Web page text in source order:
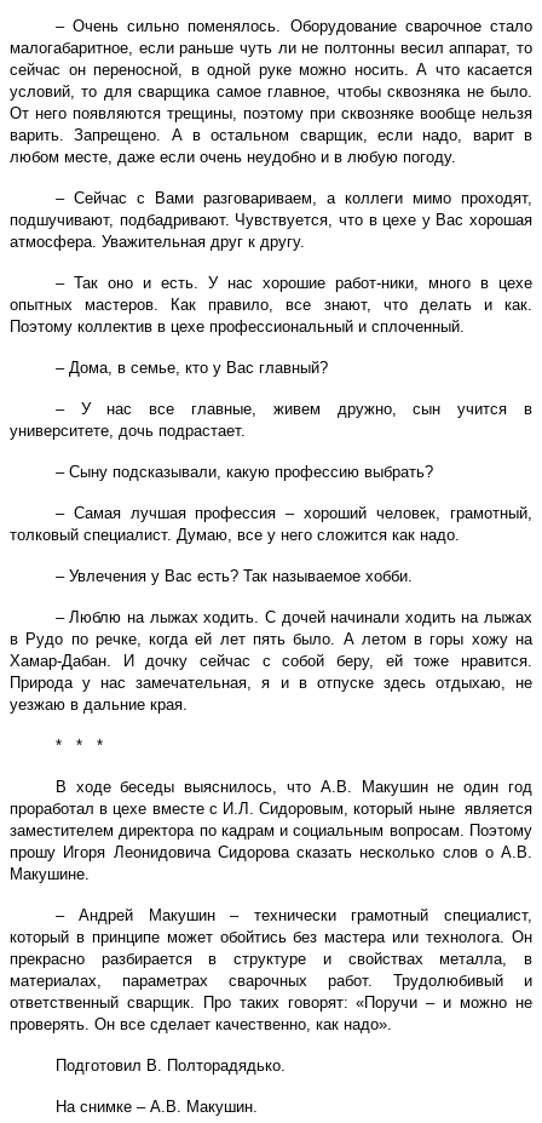
– Очень сильно поменялось. Оборудование сварочное стало
малогабаритное, если раньше чуть ли не полтонны весил аппарат, то
сейчас он переносной, в одной руке можно носить. А что касается
условий, то для сварщика самое главное, чтобы сквозняка не было.
От него появляются трещины, поэтому при сквозняке вообще нельзя
варить. Запрещено. А в остальном сварщик, если надо, варит в
любом месте, даже если очень неудобно и в любую погоду.
– Сейчас с Вами разговариваем, а коллеги мимо проходят,
подшучивают, подбадривают. Чувствуется, что в цехе у Вас хорошая
атмосфера. Уважительная друг к другу.
– Так оно и есть. У нас хорошие работ-ники, много в цехе
опытных мастеров. Как правило, все знают, что делать и как.
Поэтому коллектив в цехе профессиональный и сплоченный.
– Дома, в семье, кто у Вас главный?
– У нас все главные, живем дружно, сын учится в
университете, дочь подрастает.
– Сыну подсказывали, какую профессию выбрать?
– Самая лучшая профессия – хороший человек, грамотный,
толковый специалист. Думаю, все у него сложится как надо.
– Увлечения у Вас есть? Так называемое хобби.
– Люблю на лыжах ходить. С дочей начинали ходить на лыжах
в Рудо по речке, когда ей лет пять было. А летом в горы хожу на
Хамар-Дабан. И дочку сейчас с собой беру, ей тоже нравится.
Природа у нас замечательная, я и в отпуске здесь отдыхаю, не
уезжаю в дальние края.
* * *
В ходе беседы выяснилось, что А.В. Макушин не один год
проработал в цехе вместе с И.Л. Сидоровым, который ныне является
заместителем директора по кадрам и социальным вопросам. Поэтому
прошу Игоря Леонидовича Сидорова сказать несколько слов о А.В.
Макушине.
– Андрей Макушин – технически грамотный специалист,
который в принципе может обойтись без мастера или технолога. Он
прекрасно разбирается в структуре и свойствах металла, в
материалах, параметрах сварочных работ. Трудолюбивый и
ответственный сварщик. Про таких говорят: «Поручи – и можно не
проверять. Он все сделает качественно, как надо».
Подготовил В. Полторадядько.
На снимке – А.В. Макушин.